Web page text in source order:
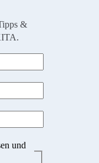
&
und